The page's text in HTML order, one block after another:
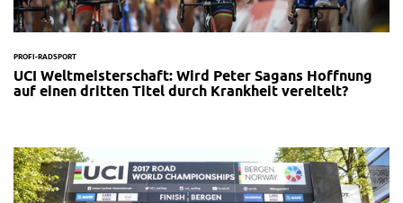
PROFI-RADSPORT
UCI Weltmeisterschaft: Wird Peter Sagans Hoffnung
auf einen dritten Titel durch Krankheit vereitelt?